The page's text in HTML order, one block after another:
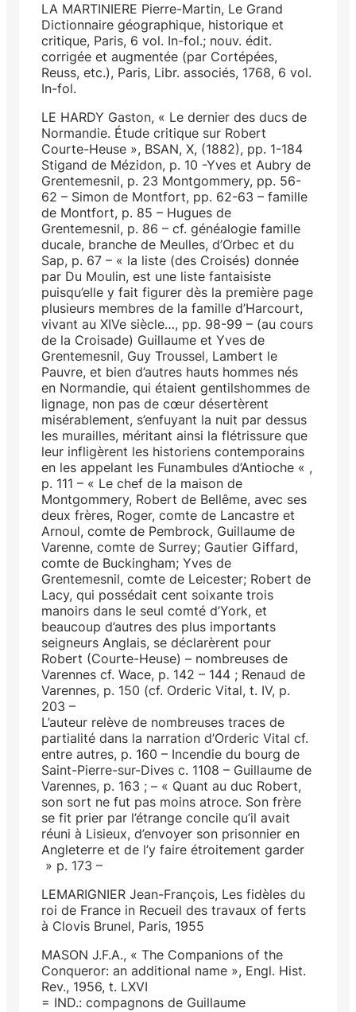
LA MARTINIERE Pierre-Martin, Le Grand
Dictionnaire géographique, historique et
critique, Paris, 6 vol. In-fol.; nouv. édit.
corrigée et augmentée (par Cortépées,
Reuss, etc.), Paris, Libr. associés, 1768, 6 vol.
In-fol.
LE HARDY Gaston, « Le dernier des ducs de
Normandie. Étude critique sur Robert
Courte-Heuse », BSAN, X, (1882), pp. 1-184
Stigand de Mézidon, p. 10 -Yves et Aubry de
Grentemesnil, p. 23 Montgommery, pp. 56-
62 – Simon de Montfort, pp. 62-63 – famille
de Montfort, p. 85 – Hugues de
Grentemesnil, p. 86 – cf. généalogie famille
ducale, branche de Meulles, d’Orbec et du
Sap, p. 67 – « la liste (des Croisés) donnée
par Du Moulin, est une liste fantaisiste
puisqu’elle y fait figurer dès la première page
plusieurs membres de la famille d’Harcourt,
vivant au XIVe siècle…, pp. 98-99 – (au cours
de la Croisade) Guillaume et Yves de
Grentemesnil, Guy Troussel, Lambert le
Pauvre, et bien d’autres hauts hommes nés
en Normandie, qui étaient gentilshommes de
lignage, non pas de cœur désertèrent
misérablement, s’enfuyant la nuit par dessus
les murailles, méritant ainsi la flétrissure que
leur infligèrent les historiens contemporains
en les appelant les Funambules d’Antioche « ,
p. 111 – « Le chef de la maison de
Montgommery, Robert de Bellême, avec ses
deux frères, Roger, comte de Lancastre et
Arnoul, comte de Pembrock, Guillaume de
Varenne, comte de Surrey; Gautier Giffard,
comte de Buckingham; Yves de
Grentemesnil, comte de Leicester; Robert de
Lacy, qui possédait cent soixante trois
manoirs dans le seul comté d’York, et
beaucoup d’autres des plus importants
seigneurs Anglais, se déclarèrent pour
Robert (Courte-Heuse) – nombreuses de
Varennes cf. Wace, p. 142 – 144 ; Renaud de
Varennes, p. 150 (cf. Orderic Vital, t. IV, p.
203 –
L’auteur relève de nombreuses traces de
partialité dans la narration d’Orderic Vital cf.
entre autres, p. 160 – Incendie du bourg de
Saint-Pierre-sur-Dives c. 1108 – Guillaume de
Varennes, p. 163 ; – « Quant au duc Robert,
son sort ne fut pas moins atroce. Son frère
se fit prier par l’étrange concile qu’il avait
réuni à Lisieux, d’envoyer son prisonnier en
Angleterre et de l’y faire étroitement garder
» p. 173 –
LEMARIGNIER Jean-François, Les fidèles du
roi de France in Recueil des travaux of ferts
à Clovis Brunel, Paris, 1955
MASON J.F.A., « The Companions of the
Conqueror: an additional name », Engl. Hist.
Rev., 1956, t. LXVI
= IND.: compagnons de Guillaume